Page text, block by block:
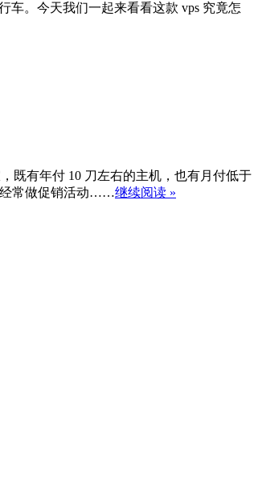
车。今天我们一起来看看这款 vps 究竟怎
既有年付 10 刀左右的主机，也有月付低于
经常做促销活动……继续阅读 »